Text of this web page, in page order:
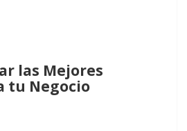
las Mejores
tu Negocio